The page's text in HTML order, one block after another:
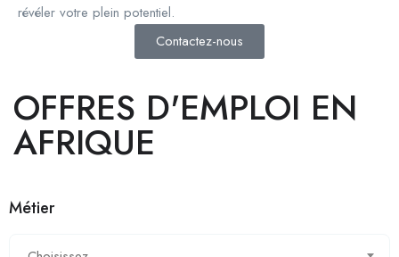
révéler votre plein potentiel.
Contactez-nous
OFFRES D'EMPLOI EN
AFRIQUE
Métier